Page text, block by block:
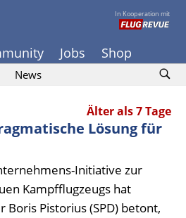
In Kooperation mit
Jobs Shop
News
Älter als 7 Tage
Lösung für
Initiative zur
Kampfflugzeugs hat
Pistorius (SPD) betont,